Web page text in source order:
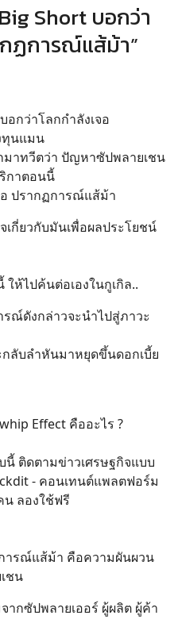
Short บอกว่า
ฏการณ์แส้ม้า”
อกว่าโลกกำลังเจอ
ทุนแมน
มาทวีตว่า ปัญหาซัปพลายเชน
กาตอนนี้
ปรากฏการณ์แส้ม้า
กี่ยวกับมันเพื่อผลประโยชน์
ห้ไปค้นต่อเองในกูเกิล..
รณ์ดังกล่าวจะนำไปสู่ภาวะ
ลับลำหันมาหยุดขึ้นดอกเบี้ย
Effect คืออะไร ?
นี้ ติดตามข่าวเศรษฐกิจแบบ
- คอนเทนต์แพลตฟอร์ม
น ลองใช้ฟรี
ารณ์แส้ม้า คือความผันผวน
ชน
ากซัปพลายเออร์ ผู้ผลิต ผู้ค้า